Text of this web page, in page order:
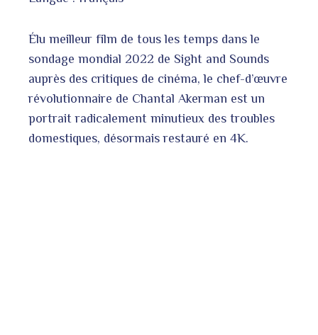
Élu meilleur film de tous les temps dans le
sondage mondial 2022 de Sight and Sounds
auprès des critiques de cinéma, le chef-d’œuvre
révolutionnaire de Chantal Akerman est un
portrait radicalement minutieux des troubles
domestiques, désormais restauré en 4K.